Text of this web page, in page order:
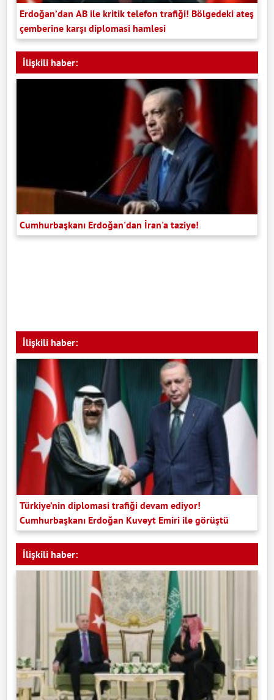
Erdoğan’dan AB ile kritik telefon trafiği! Bölgedeki ateş
çemberine karşı diplomasi hamlesi
İlişkili haber:
Cumhurbaşkanı Erdoğan'dan İran'a taziye!
İlişkili haber:
Türkiye’nin diplomasi trafiği devam ediyor!
Cumhurbaşkanı Erdoğan Kuveyt Emiri ile görüştü
İlişkili haber: